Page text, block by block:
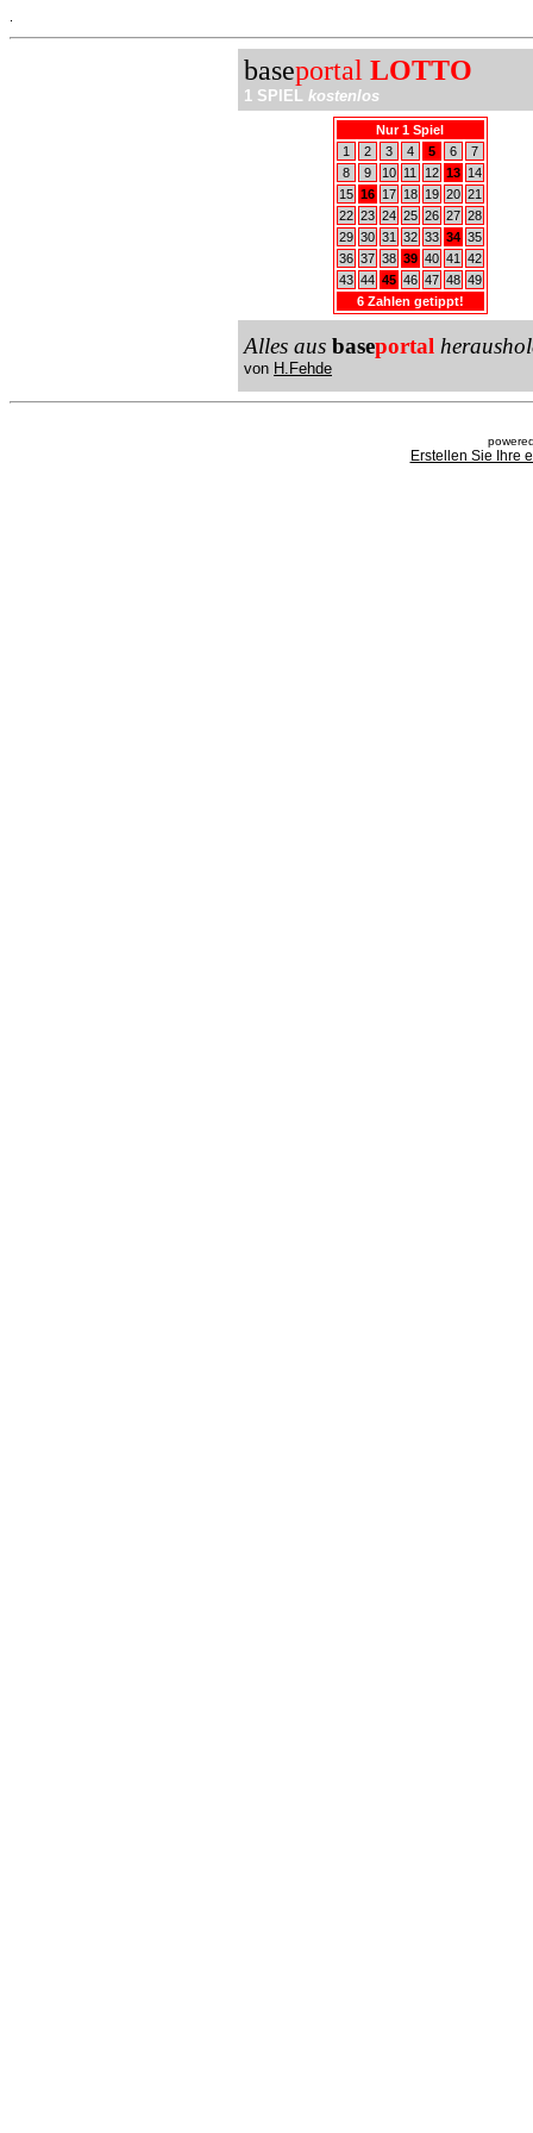
baseportal LOTTO
1 SPIEL kostenlos
Nur 1 Spiel
1
2 3 4 5 6
7
8
9 10 11 12 13
14
15 16 17 18 19 20 21
22 23 24 25 26 27 28
29 30 31 32 33 34 35
36 37 38 39 40 41
42
43 44 45 46 47 48 49
6 Zahlen getippt!
Alles aus baseportal
von H.Fehde
Erstellen Sie Ihre